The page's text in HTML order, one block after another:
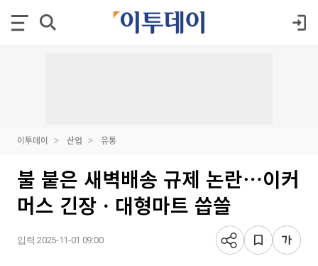
이투데이 산업 유통
불 붙은 새벽배송 규제 논란⋯이커
머스 긴장ㆍ대형마트 씁쓸
입력 2025-11-01 09:00